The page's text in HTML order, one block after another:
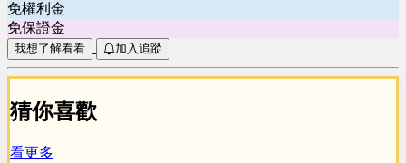
免權利金
免保證金
我想了解看看 加入追蹤
猜你喜歡
看更多